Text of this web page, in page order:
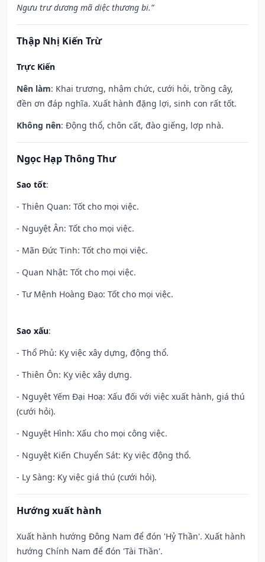
Ngưu trư dương mã diệc thương bi.”
Thập Nhị Kiến Trừ
Trực Kiến
Nên làm: Khai trương, nhậm chức, cưới hỏi, trồng cây,
đền ơn đáp nghĩa. Xuất hành đặng lợi, sinh con rất tốt.
Không nên: Động thổ, chôn cất, đào giếng, lợp nhà.
Ngọc Hạp Thông Thư
Sao tốt:
- Thiên Quan: Tốt cho mọi việc.
- Nguyệt Ân: Tốt cho mọi việc.
- Mãn Đức Tinh: Tốt cho mọi việc.
- Quan Nhật: Tốt cho mọi việc.
- Tư Mệnh Hoàng Đạo: Tốt cho mọi việc.
Sao xấu:
- Thổ Phủ: Kỵ việc xây dựng, động thổ.
- Thiên Ôn: Kỵ việc xây dựng.
- Nguyệt Yếm Đại Hoạ: Xấu đối với việc xuất hành, giá thú
(cưới hỏi).
- Nguyệt Hình: Xấu cho mọi công việc.
- Nguyệt Kiến Chuyển Sát: Kỵ việc động thổ.
- Ly Sàng: Kỵ việc giá thú (cưới hỏi).
Hướng xuất hành
Xuất hành hướng Đông Nam để đón 'Hỷ Thần'. Xuất hành
hướng Chính Nam để đón 'Tài Thần'.